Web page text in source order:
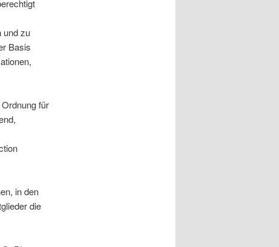
und zu
Basis
für
in den
die